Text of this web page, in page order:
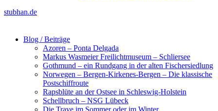
stubhan.de
Blog / Beiträge
Azoren – Ponta Delgada
Markus Wasmeier Freilichtmuseum – Schliersee
Gothmund – ein Rundgang in der alten Fischersiedlung
Norwegen – Bergen-Kirkenes-Bergen – Die klassische
Postschiffroute
Rapsblüte an der Ostsee in Schleswig-Holstein
Schellbruch – NSG Lübeck
Die Trave im Sommer oder im Winter